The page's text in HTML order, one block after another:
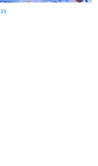
Следующая
››